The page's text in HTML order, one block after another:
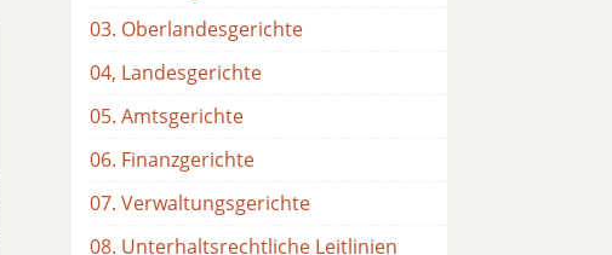
03. Oberlandesgerichte
04, Landesgerichte
05. Amtsgerichte
06. Finanzgerichte
07. Verwaltungsgerichte
08. Unterhaltsrechtliche Leitlinien